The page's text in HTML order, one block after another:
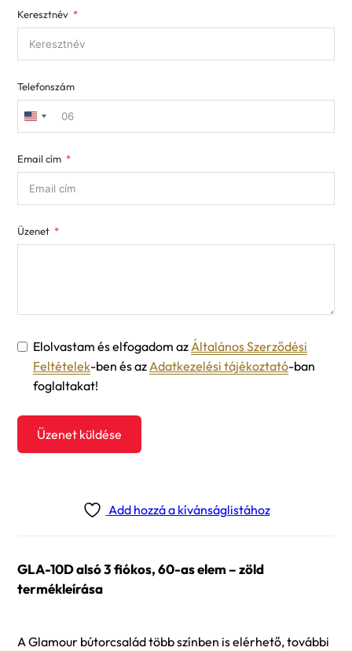
Keresztnév
Telefonszám
United
+1
Email cím
Üzenet
Elolvastam és elfogadom azÁltalános Szerződési
Feltételek-ben és azAdatkezelési tájékoztató-ban
foglaltakat!
Üzenet küldése
Add hozzá a kívánságlistához
GLA-10D alsó 3 fiókos, 60-as elem – zöld
termékleírása
A Glamour bútorcsalád több színben is elérhető, további